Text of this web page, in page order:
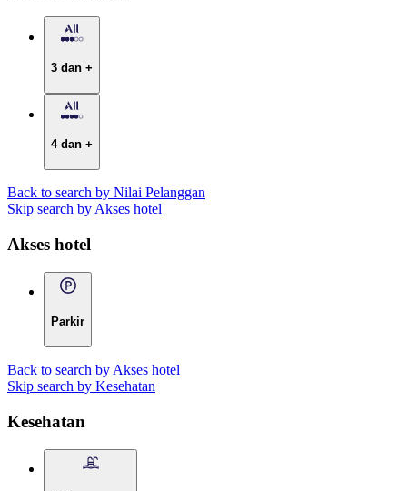
3 dan +
4 dan +
Back to search by Nilai Pelanggan
Skip search by Akses hotel
Akses hotel
Parkir
Back to search by Akses hotel
Skip search by Kesehatan
Kesehatan